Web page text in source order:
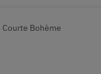
Courte Bohème